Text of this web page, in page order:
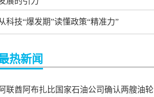
科技“爆发期”读懂政策“精准力”
热新闻
阿联酋阿布扎比国家石油公司确认两艘油轮